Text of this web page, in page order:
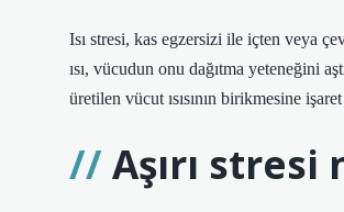
Isı stresi, kas egzersizi ile içten veya
ısı, vücudun onu dağıtma yeteneğini
üretilen vücut ısısının birikmesine
Aşırı